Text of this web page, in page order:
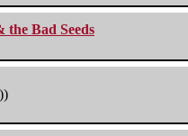
the Bad Seeds